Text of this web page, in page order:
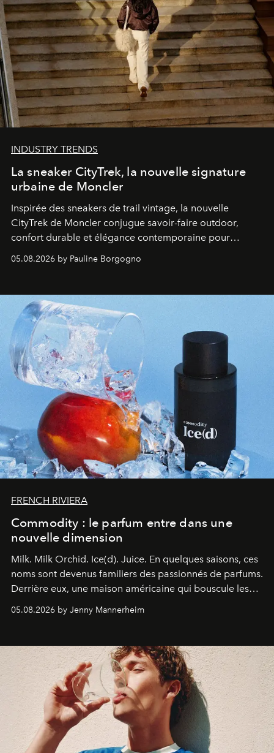
INDUSTRY TRENDS
La sneaker CityTrek, la nouvelle signature
urbaine de Moncler
Inspirée des sneakers de trail vintage, la nouvelle
CityTrek de Moncler conjugue savoir-faire outdoor,
confort durable et élégance contemporaine pour
05.08.2026 by Pauline Borgogno
FRENCH RIVIERA
Commodity : le parfum entre dans une
nouvelle dimension
Milk. Milk Orchid. Ice(d). Juice. En quelques saisons, ces
noms sont devenus familiers des passionnés de parfums.
Derrière eux, une maison américaine qui bouscule les
une approche aussi intuitive que personnelle :
05.08.2026 by Jenny Mannerheim